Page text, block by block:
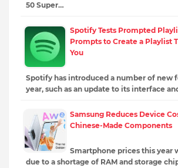
50 Super…
Spotify Tests Prompted
Prompts to Create a Playlist
You
Spotify has introduced a number of new
year, such as an update to its interface
Samsung Reduces Device
Chinese-Made Components
Smartphone prices this year
due to a shortage of RAM and storage